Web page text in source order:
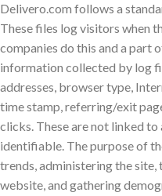
Delivero.com follows a
These files log visitors when
companies do this and a part
information collected by log
addresses, browser type,
time stamp, referring/exit
clicks. These are not linked
identifiable. The purpose of
trends, administering the site,
website, and gathering